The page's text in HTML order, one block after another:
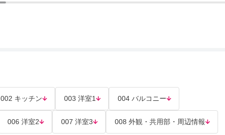
002 キッチン 003 洋室1 004 バルコニー
006 洋室2 007 洋室3 008 外観・共用部・周辺情報